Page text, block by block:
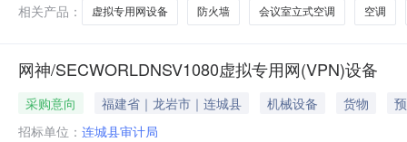
相关产品：
虚拟专用网设备 防火墙 会议室立式空调 空调
网神/SECWORLDNSV1080虚拟专用网(VPN)设备
采购意向 福建省｜龙岩市｜连城县 机械设备 货物
招标单位： 连城县审计局